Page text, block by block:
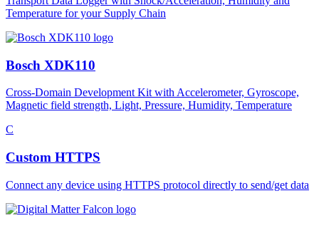
Temperature for your Supply Chain
Bosch XDK110
Cross-Domain Development Kit with Accelerometer, Gyroscope,
Magnetic field strength, Light, Pressure, Humidity, Temperature
C
Custom HTTPS
Connect any device using HTTPS protocol directly to send/get data